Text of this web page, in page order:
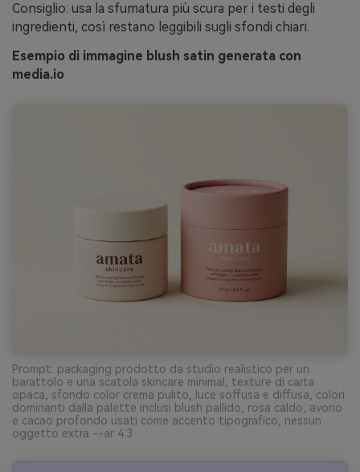
Consiglio: usa la sfumatura più scura per i testi degli
ingredienti, così restano leggibili sugli sfondi chiari.
Esempio di immagine blush satin generata con
media.io
Prompt: packaging prodotto da studio realistico per un
barattolo e una scatola skincare minimal, texture di carta
opaca, sfondo color crema pulito, luce soffusa e diffusa, colori
dominanti dalla palette inclusi blush pallido, rosa caldo, avorio
e cacao profondo usati come accento tipografico, nessun
oggetto extra --ar 4:3